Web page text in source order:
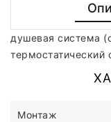
душевая система
Монтаж